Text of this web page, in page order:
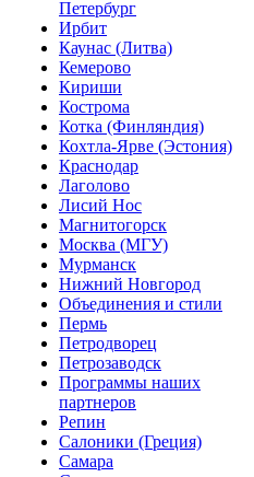
Петербург
Ирбит
Каунас (Литва)
Кемерово
Кириши
Кострома
Котка (Финляндия)
Кохтла-Ярве (Эстония)
Краснодар
Лаголово
Лисий Нос
Магнитогорск
Москва (МГУ)
Мурманск
Нижний Новгород
Объединения и стили
Пермь
Петродворец
Петрозаводск
Программы наших
партнеров
Репин
Салоники (Греция)
Самара